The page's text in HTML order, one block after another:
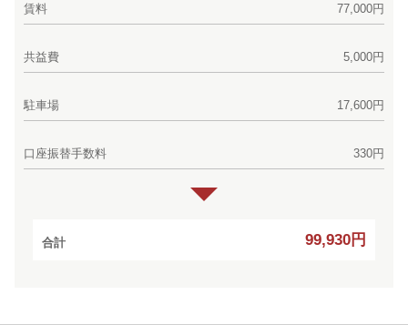
賃料 77,000円
共益費 5,000円
駐車場 17,600円
口座振替手数料 330円
合計 99,930円